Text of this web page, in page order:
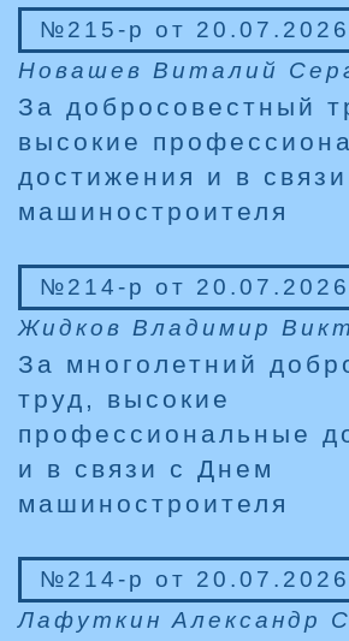
№215-р от 20.07.2026
Новашев Виталий
За добросовестный
высокие
достижения и в
машиностроителя
№214-р от 20.07.2026
Жидков Владимир
За многолетний
труд, высокие
профессиональные
и в связи с Днем
машиностроителя
№214-р от 20.07.2026
Лафуткин Александр